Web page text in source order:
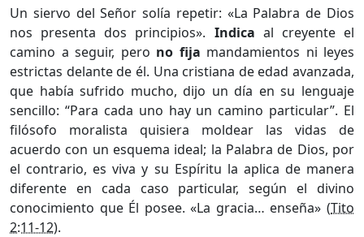
Un siervo del Señor solía repetir: «La Palabra de Dios
nos presenta dos principios». Indica al creyente el
camino a seguir, pero no fija mandamientos ni leyes
estrictas delante de él. Una cristiana de edad avanzada,
que había sufrido mucho, dijo un día en su lenguaje
sencillo: “Para cada uno hay un camino particular”. El
filósofo moralista quisiera moldear las vidas de
acuerdo con un esquema ideal; la Palabra de Dios, por
el contrario, es viva y su Espíritu la aplica de manera
diferente en cada caso particular, según el divino
conocimiento que Él posee. «La gracia… enseña» (Tito
2:11-12).